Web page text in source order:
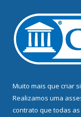
Muito mais que criar
Realizamos uma
contrato que todas